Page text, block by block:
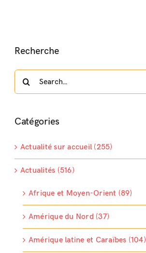
Recherche
Catégories
Actualité sur accueil (255)
Actualités (516)
Afrique et Moyen-Orient (89)
Amérique du Nord (37)
Amérique latine et Caraïbes (104)